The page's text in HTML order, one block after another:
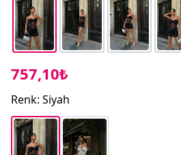
757,10₺
Renk: Siyah